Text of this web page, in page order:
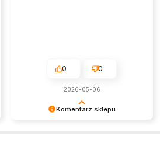
Komentarz sklepu
0 0
2026-05-06